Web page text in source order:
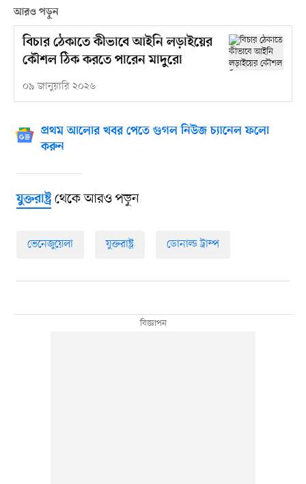
আরও পড়ুন
বিচার ঠেকাতে কীভাবে আইনি লড়াইয়ের
কৌশল ঠিক করতে পারেন মাদুরো
০৯ জানুয়ারি ২০২৬
প্রথম আলোর খবর পেতে গুগল নিউজ চ্যানেল ফলো
করুন
যুক্তরাষ্ট্রথেকে আরও পড়ুন
ভেনেজুয়েলা যুক্তরাষ্ট্র ডোনাল্ড ট্রাম্প